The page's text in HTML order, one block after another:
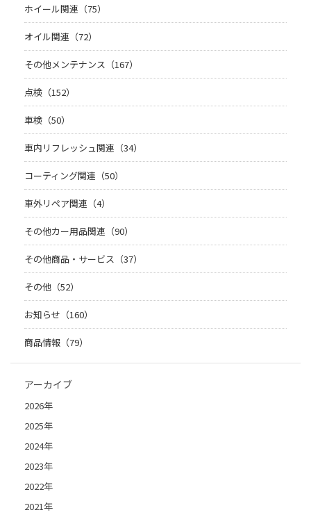
ホイール関連（75）
オイル関連（72）
その他メンテナンス（167）
点検（152）
車検（50）
車内リフレッシュ関連（34）
コーティング関連（50）
車外リペア関連（4）
その他カー用品関連（90）
その他商品・サービス（37）
その他（52）
お知らせ（160）
商品情報（79）
アーカイブ
2026年
2025年
2024年
2023年
2022年
2021年